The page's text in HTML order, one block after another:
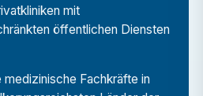
zum Taj Mahal in Agra.
und Geschichte bietet
Erlebnis.
& Kulturaustausch
mit
öffentlichen Diensten
medizinische Fachkräfte in